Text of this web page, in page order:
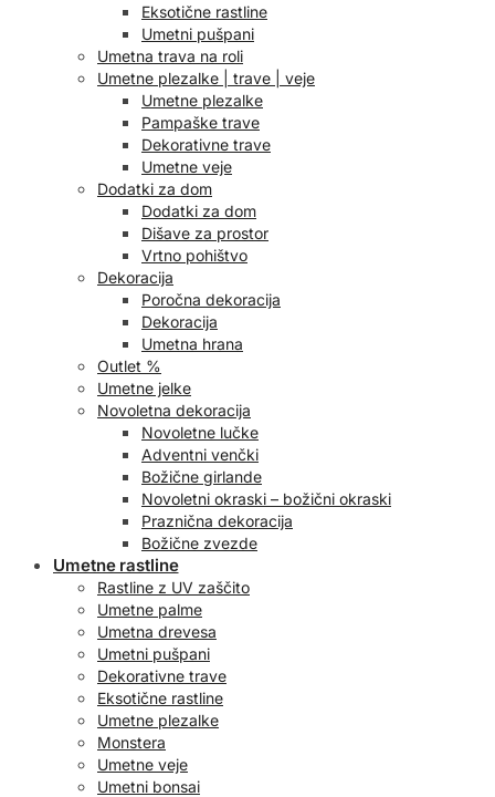
Eksotične rastline
Umetni pušpani
Umetna trava na roli
Umetne plezalke | trave | veje
Umetne plezalke
Pampaške trave
Dekorativne trave
Umetne veje
Dodatki za dom
Dodatki za dom
Dišave za prostor
Vrtno pohištvo
Dekoracija
Poročna dekoracija
Dekoracija
Umetna hrana
Outlet %
Umetne jelke
Novoletna dekoracija
Novoletne lučke
Adventni venčki
Božične girlande
Novoletni okraski – božični okraski
Praznična dekoracija
Božične zvezde
Umetne rastline
Rastline z UV zaščito
Umetne palme
Umetna drevesa
Umetni pušpani
Dekorativne trave
Eksotične rastline
Umetne plezalke
Monstera
Umetne veje
Umetni bonsai